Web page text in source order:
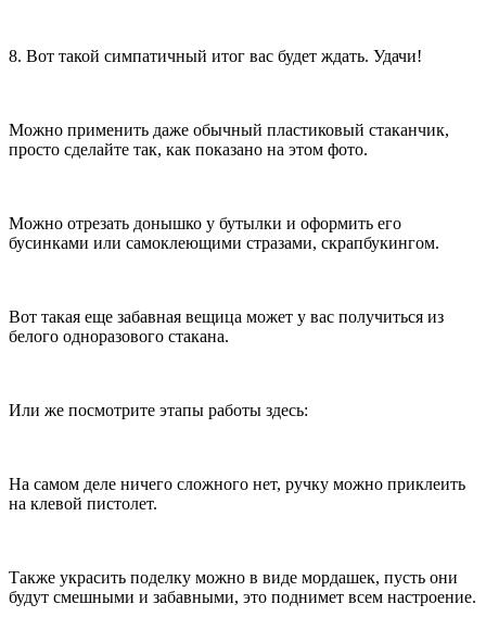
8. Вот такой симпатичный итог вас будет ждать. Удачи!
Можно применить даже обычный пластиковый стаканчик,
просто сделайте так, как показано на этом фото.
Можно отрезать донышко у бутылки и оформить его
бусинками или самоклеющими стразами, скрапбукингом.
Вот такая еще забавная вещица может у вас получиться из
белого одноразового стакана.
Или же посмотрите этапы работы здесь:
На самом деле ничего сложного нет, ручку можно приклеить
на клевой пистолет.
Также украсить поделку можно в виде мордашек, пусть они
будут смешными и забавными, это поднимет всем настроение.